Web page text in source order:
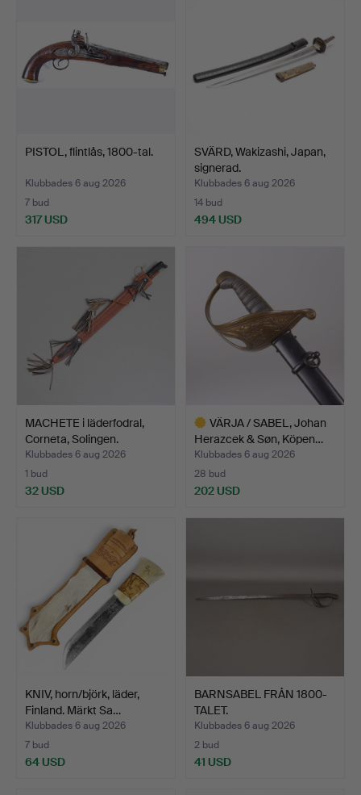
PISTOL, flintlås, 1800-tal.
Klubbades 6 aug 2026
7 bud
317 USD
SVÄRD, Wakizashi, Japan,
signerad.
Klubbades 6 aug 2026
14 bud
494 USD
MACHETE i läderfodral,
Corneta, Solingen.
Klubbades 6 aug 2026
1 bud
32 USD
VÄRJA / SABEL, Johan
Herazcek & Søn, Köpen…
Klubbades 6 aug 2026
28 bud
202 USD
KNIV, horn/björk, läder,
Finland. Märkt Sa…
Klubbades 6 aug 2026
7 bud
64 USD
BARNSABEL FRÅN 1800-
TALET.
Klubbades 6 aug 2026
2 bud
41 USD